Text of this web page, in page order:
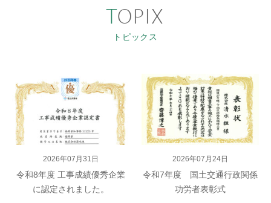
TOPIX
トピックス
2026年07月31日
令和8年度 工事成績優秀企業
に認定されました。
2026年07月24日
令和7年度 国土交通行政関係
功労者表彰式